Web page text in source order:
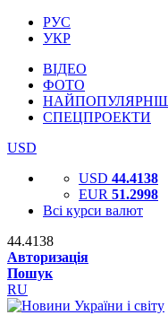
РУС
УКР
ВІДЕО
ФОТО
СПЕЦПРОЕКТИ
USD
USD 44.4138
EUR 51.2998
Всі курси валют
44.4138
Авторизація
Пошук
RU